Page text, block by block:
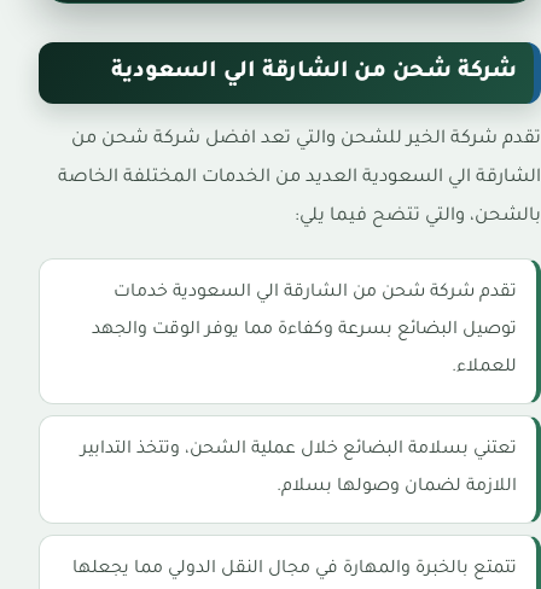
شركة شحن من الشارقة الي السعودية
تقدم شركة الخير للشحن والتي تعد افضل شركة شحن من
الشارقة الي السعودية العديد من الخدمات المختلفة الخاصة
بالشحن، والتي تتضح فيما يلي:
تقدم شركة شحن من الشارقة الي السعودية خدمات
توصيل البضائع بسرعة وكفاءة مما يوفر الوقت والجهد
للعملاء.
تعتني بسلامة البضائع خلال عملية الشحن، وتتخذ التدابير
اللازمة لضمان وصولها بسلام.
تتمتع بالخبرة والمهارة في مجال النقل الدولي مما يجعلها